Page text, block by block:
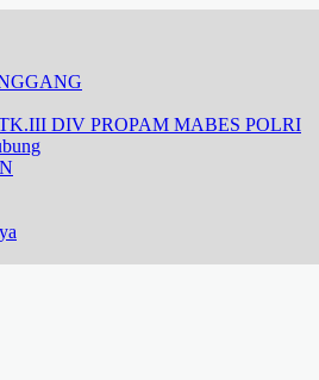
DIV PROPAM MABES POLRI